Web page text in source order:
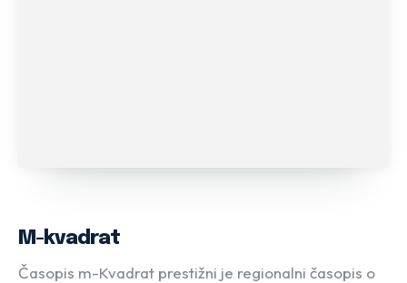
M-kvadrat
Časopis m-Kvadrat prestižni je regionalni časopis o